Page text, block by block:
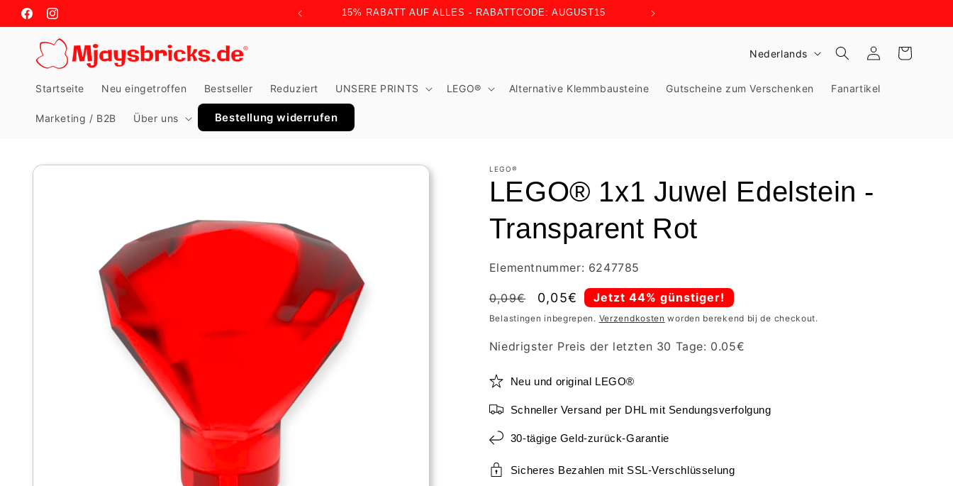
naar de
content
FacebookInstagram
15% RABATT AUF ALLES - RABATTCODE: AUGUST15
Startseite Neu eingetroffen Bestseller Reduziert UNSERE PRINTS LEGO® Alternative Klemmbausteine Gutscheine zum Verschenken Fanartikel
Marketing / B2B Über uns Bestellung widerrufen
T
a
Nederlands Inloggen
Winkelwagen
Ga direct naar
LEGO®
LEGO® 1x1 Juwel Edelstein -
Transparent Rot
Elementnummer: 6247785
Normale
prijs
0,09€ Aanbiedingsprijs
0,05€ Jetzt 44% günstiger!
Belastingen inbegrepen. Verzendkosten worden berekend bij de checkout.
Niedrigster Preis der letzten 30 Tage: 0.05€
Neu und original LEGO®
Schneller Versand per DHL mit Sendungsverfolgung
30-tägige Geld-zurück-Garantie
Sicheres Bezahlen mit SSL-Verschlüsselung